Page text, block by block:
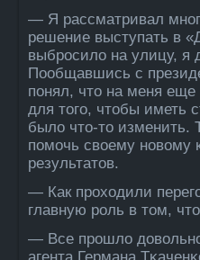
— Я рассматривал
решение выступать в
выбросило на улицу, я
Пообщавшись с
понял, что на меня
для того, чтобы иметь
было что-то изменить.
помочь своему новому
результатов.
— Как проходили
главную роль в том,
— Все прοшло